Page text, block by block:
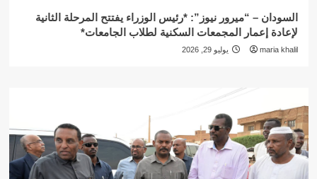
السودان – “ميرور نيوز”: *رئيس الوزراء يفتتح المرحلة الثانية
لإعادة إعمار المجمعات السكنية لطلاب الجامعات*
maria khalil يوليو 29, 2026